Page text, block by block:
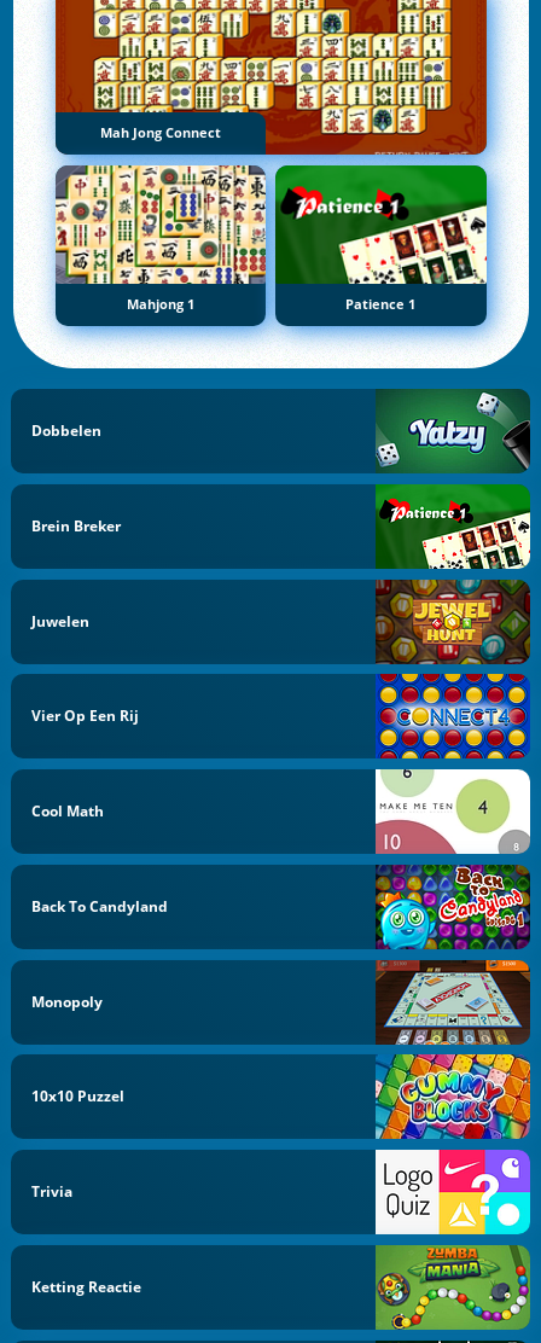
Mah Jong Connect
Mahjong 1 Patience 1
Dobbelen
Brein Breker
Juwelen
Vier Op Een Rij
Cool Math
Back To Candyland
Monopoly
10x10 Puzzel
Trivia
Ketting Reactie